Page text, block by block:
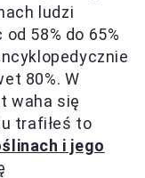
ludzi
58% do 65%
80%. W
waha się
trafiłeś to
i jego